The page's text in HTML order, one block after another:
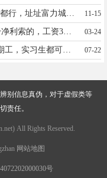
招聘美容师，18到45岁，有无经验都行，址址富力城富安西路，玫莉蔻店，13934164794，谢谢 11-15
招聘~一名（女）学校餐口人员~干净利索的，工资3500到4000.有意的电话联系13028024568 03-24
07-22
别信息真伪，对于虚假类等
责任。
All Rights Reserved.
网站地图
号